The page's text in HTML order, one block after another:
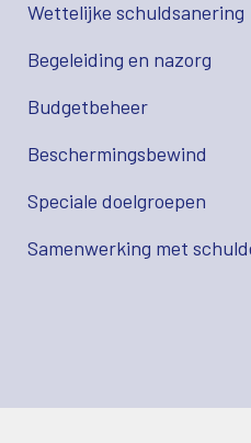
Wettelijke schuldsanering
Begeleiding en nazorg
Budgetbeheer
Beschermingsbewind
Speciale doelgroepen
Samenwerking met